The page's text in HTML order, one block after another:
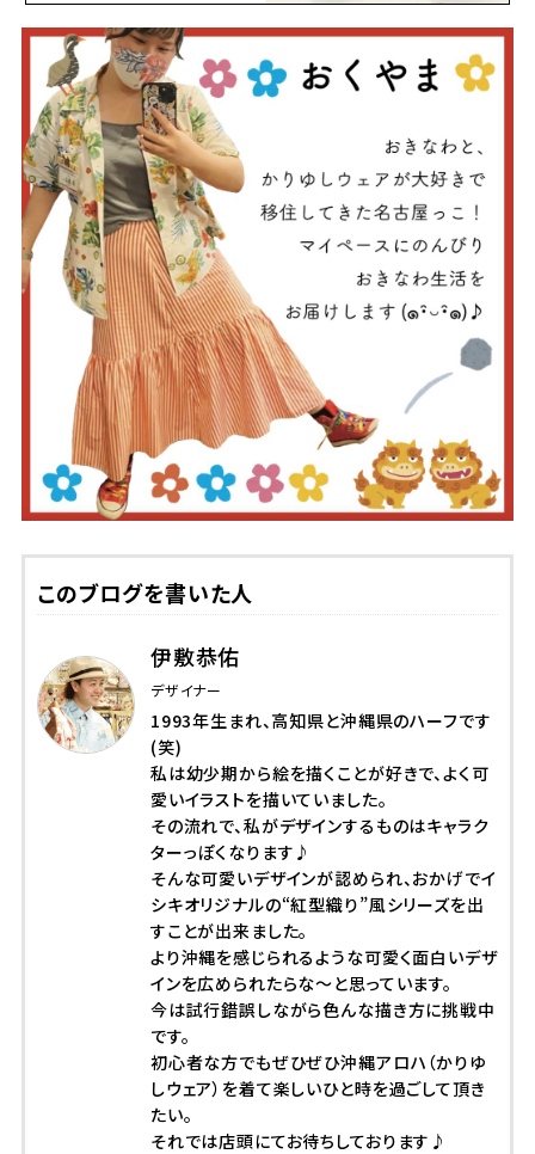
このブログを書いた人
伊敷恭佑
デザイナー
1993年生まれ、高知県と沖縄県のハーフです
(笑)
私は幼少期から絵を描くことが好きで、よく可
愛いイラストを描いていました。
その流れで、私がデザインするものはキャラク
ターっぽくなります♪
そんな可愛いデザインが認められ、おかげでイ
シキオリジナルの“紅型織り”風シリーズを出
すことが出来ました。
より沖縄を感じられるような可愛く面白いデザ
インを広められたらな～と思っています。
今は試行錯誤しながら色んな描き方に挑戦中
です。
初心者な方でもぜひぜひ沖縄アロハ（かりゆ
しウェア）を着て楽しいひと時を過ごして頂き
たい。
それでは店頭にてお待ちしております♪